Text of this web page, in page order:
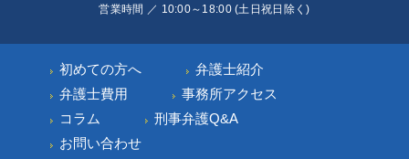
営業時間 ／ 10:00～18:00 (土日祝日除く)
初めての方へ
弁護士紹介
弁護士費用
事務所アクセス
コラム
刑事弁護Q&A
お問い合わせ